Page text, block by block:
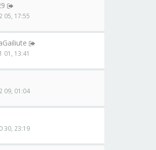
05, 17:55
01, 13:41
09, 01:04
30, 23:19